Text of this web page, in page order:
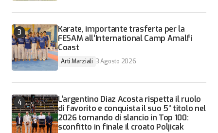
Karate, importante trasferta per la
FESAM all’International Camp Amalfi
Coast
Arti Marziali 3 Agosto 2026
L’argentino Diaz Acosta rispetta il ruolo
di favorito e conquista il suo 5° titolo nel
2026 tornando di slancio in Top 100:
sconfitto in finale il croato Poljicak